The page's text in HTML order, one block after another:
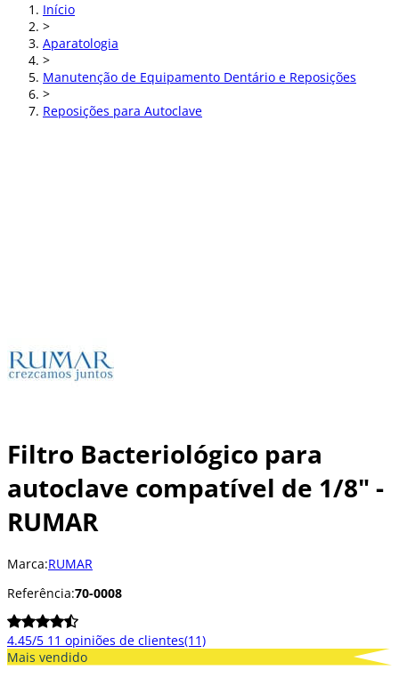
Início
>
Aparatologia
>
Manutenção de Equipamento Dentário e Reposições
>
Reposições para Autoclave
Filtro Bacteriológico para
autoclave compatível de 1/8" -
RUMAR
Marca:RUMAR
Referência:70-0008
4.45/5 11 opiniões de clientes(11)
Mais vendido